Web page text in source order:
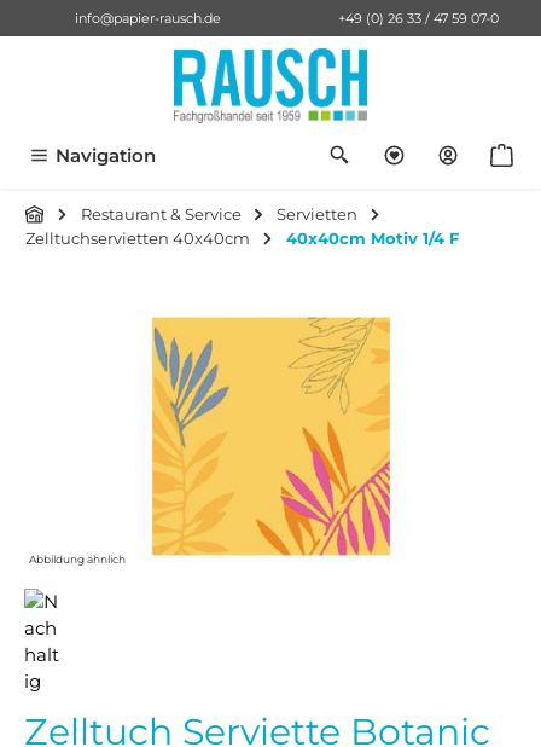
springen
info@papier-rausch.de +49 (0) 26 33 / 47 59 07-0
Navigation Du hast 0
Restaurant & Service
Servietten
Zelltuchservietten 40x40cm
40x40cm Motiv 1/4 F
Bildergalerie überspringen
Abbildung ähnlich
Zelltuch Serviette Botanic